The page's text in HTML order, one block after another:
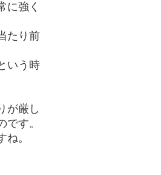
に強く
たり前
いう時
が厳し
す。
。